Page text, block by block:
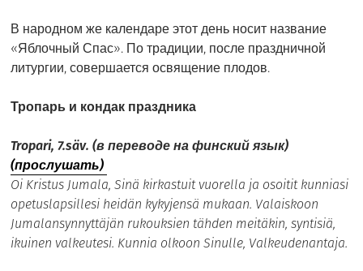
В народном же календаре этот день носит название
«Яблочный Спас». По традиции, после праздничной
литургии, совершается освящение плодов.
Тропарь и кондак праздника
Tropari, 7.säv. (в переводе на финский язык)
(прослушать)
Oi Kristus Jumala, Sinä kirkastuit vuorella ja osoitit kunniasi
opetuslapsillesi heidän kykyjensä mukaan. Valaiskoon
Jumalansynnyttäjän rukouksien tähden meitäkin, syntisiä,
ikuinen valkeutesi. Kunnia olkoon Sinulle, Valkeudenantaja.